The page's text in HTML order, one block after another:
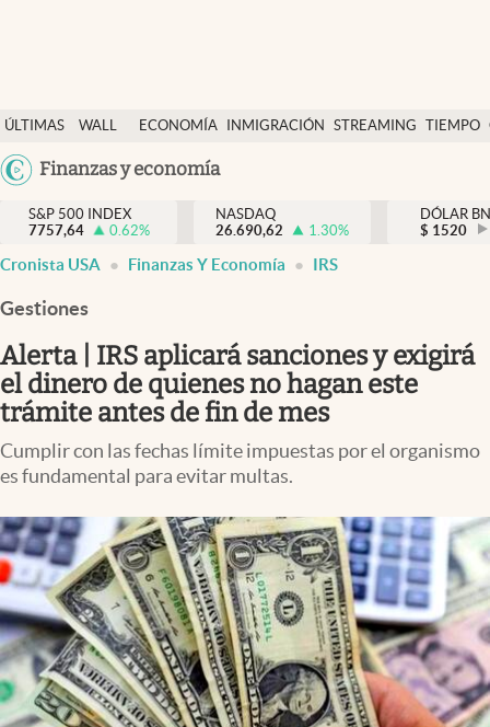
ÚLTIMAS
NOTICIAS
WALL
DÓLAR
ECONOMÍA INMIGRACIÓN STREAMING TIEMPO
México
Finanzas y economía
Finanzas y economía
Wall Street y dólar
Inmigración
Espiritual
Streaming
PC y mobile
USA
S&P 500 INDEX
7757,64
0.62%
NASDAQ
26.690,62
1.30%
DÓLAR
$ 1520
Cronista USA Finanzas Y Economía IRS
Gestiones
Alerta | IRS aplicará sanciones y exigirá
el dinero de quienes no hagan este
trámite antes de fin de mes
Cumplir con las fechas límite impuestas por el organismo
es fundamental para evitar multas.